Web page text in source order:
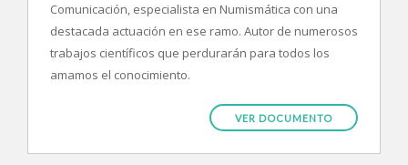
Comunicación, especialista en Numismática con una
destacada actuación en ese ramo. Autor de numerosos
trabajos científicos que perdurarán para todos los
amamos el conocimiento.
VER DOCUMENTO